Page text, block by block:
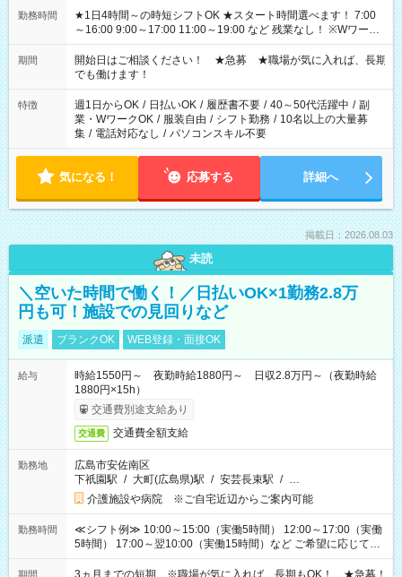
勤務時間
★1日4時間～の時短シフトOK ★スタート時間選べます！ 7:00
～16:00 9:00～17:00 11:00～19:00 など 残業なし！ ※Wワーク
の場合、他のお仕事と合わせ週40時間超の就業はご案内できま
せん ※法令に基づき、週20時間以上勤務は社会保険への加入対
象となります ※労働者派遣法（日雇い派遣の原則禁止）によ
り、短時間・短期間の就業はご案内が難しい場合があります
期間
開始日はご相談ください！ ★急募 ★職場が気に入れば、長期
でも働けます！
特徴 週1日からOK / 日払いOK / 履歴書不要 / 40～50代活躍中 / 副
業・WワークOK / 服装自由 / シフト勤務 / 10名以上の大量募
集 / 電話対応なし / パソコンスキル不要
気になる！ 応募する 詳細へ
掲載日：2026.08.03
未読
＼空いた時間で働く！／日払いOK×1勤務2.8万
円も可！施設での見回りなど
派遣 ブランクOK WEB登録・面接OK
給与
時給1550円～ 夜勤時給1880円～ 日収2.8万円～（夜勤時給
1880円×15h）
交通費別途支給あり
交通費 交通費全額支給
勤務地
広島市安佐南区
下祇園駅 / 大町(広島県)駅 / 安芸長束駅 / …
介護施設や病院 ※ご自宅近辺からご案内可能
勤務時間
≪シフト例≫ 10:00～15:00（実働5時間） 12:00～17:00（実働
5時間） 17:00～翌10:00（実働15時間）など ご希望に応じて、
働く時間は調整できます！ お気軽に担当へ相談ください！
期間
3ヵ月までの短期 ※職場が気に入れば、長期もOK！ ★急募！